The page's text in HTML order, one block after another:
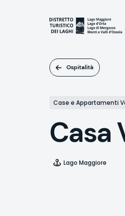
Ospitalità
Case e Appartamenti
Casa
Lago Maggiore